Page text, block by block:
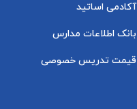
آکادمی اساتید
بانک اطلاعات مدارس
قیمت تدریس خصوصی